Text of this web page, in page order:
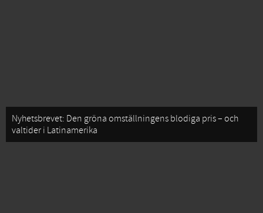
Nyhetsbrevet: Den gröna omställningens blodiga pris – och
valtider i Latinamerika